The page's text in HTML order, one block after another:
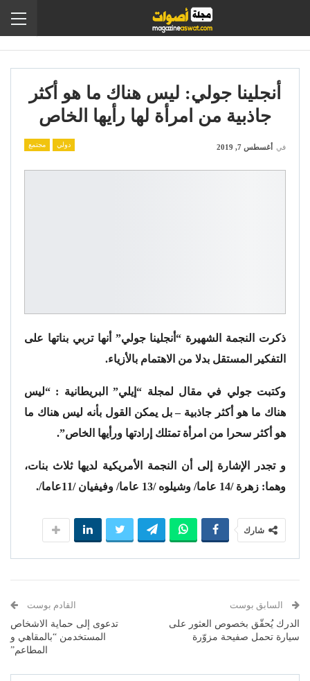
أنجلينا جولي: ليس هناك ما هو أكثر
جاذبية من امرأة لها رأيها الخاص
دولي مجتمع في أغسطس 7, 2019
ذكرت النجمة الشهيرة “أنجلينا جولي” أنها تربي بناتها على
التفكير المستقل بدلا من الاهتمام بالأزياء.
وكتبت جولي في مقال لمجلة “إيلي” البريطانية : “ليس
هناك ما هو أكثر جاذبية – بل يمكن القول بأنه ليس هناك ما
هو أكثر سحرا من امرأة تمتلك إرادتها ورأيها الخاص”.
و تجدر الإشارة إلى أن النجمة الأمريكية لديها ثلاث بنات،
وهما: زهرة /14 عاما/ وشيلوه /13 عاما/ وفيفيان /11عاما/.
شارك
السابق بوست
الدرك يُحقّق بخصوص العثور على
سيارة تحمل صفيحة مزوّرة
القادم بوست
تدعوى إلى حماية الاشخاص
المستخدمن “بالمقاهي و
المطاعم”